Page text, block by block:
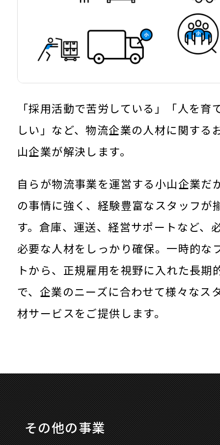
「採用活動で苦労している」「人を育
しい」など、物流企業の人材に関する
山企業が解決します。
自らが物流事業を運営する小山企業だ
の事情に強く、経験豊富なスタッフが
す。倉庫、運送、経営サポートなど、
必要な人材をしっかり確保。一時的な
トから、正規雇用を視野に入れた長期
で、企業のニーズに合わせて様々なス
材サービスをご提供します。
その他の事業